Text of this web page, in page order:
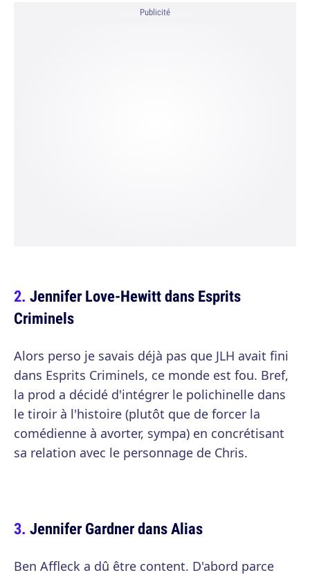
Publicité
Jennifer Love-Hewitt dans Esprits
Criminels
Alors perso je savais déjà pas que JLH avait fini
dans Esprits Criminels, ce monde est fou. Bref,
la prod a décidé d'intégrer le polichinelle dans
le tiroir à l'histoire (plutôt que de forcer la
comédienne à avorter, sympa) en concrétisant
sa relation avec le personnage de Chris.
Jennifer Gardner dans Alias
Ben Affleck a dû être content. D'abord parce